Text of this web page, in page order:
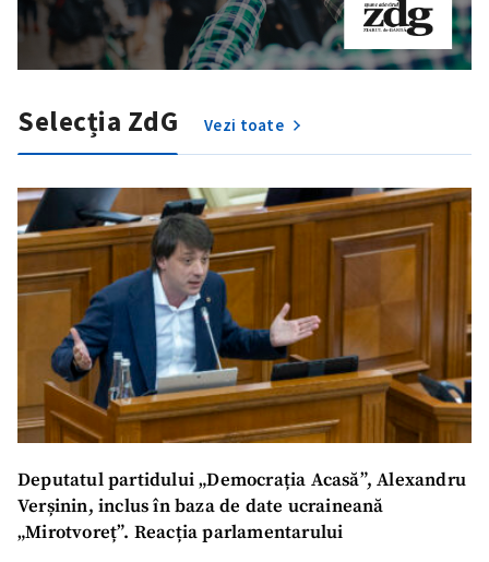
Selecția ZdG Vezi toate
Deputatul partidului „Democrația Acasă”, Alexandru
Verșinin, inclus în baza de date ucraineană
„Mirotvoreț”. Reacția parlamentarului